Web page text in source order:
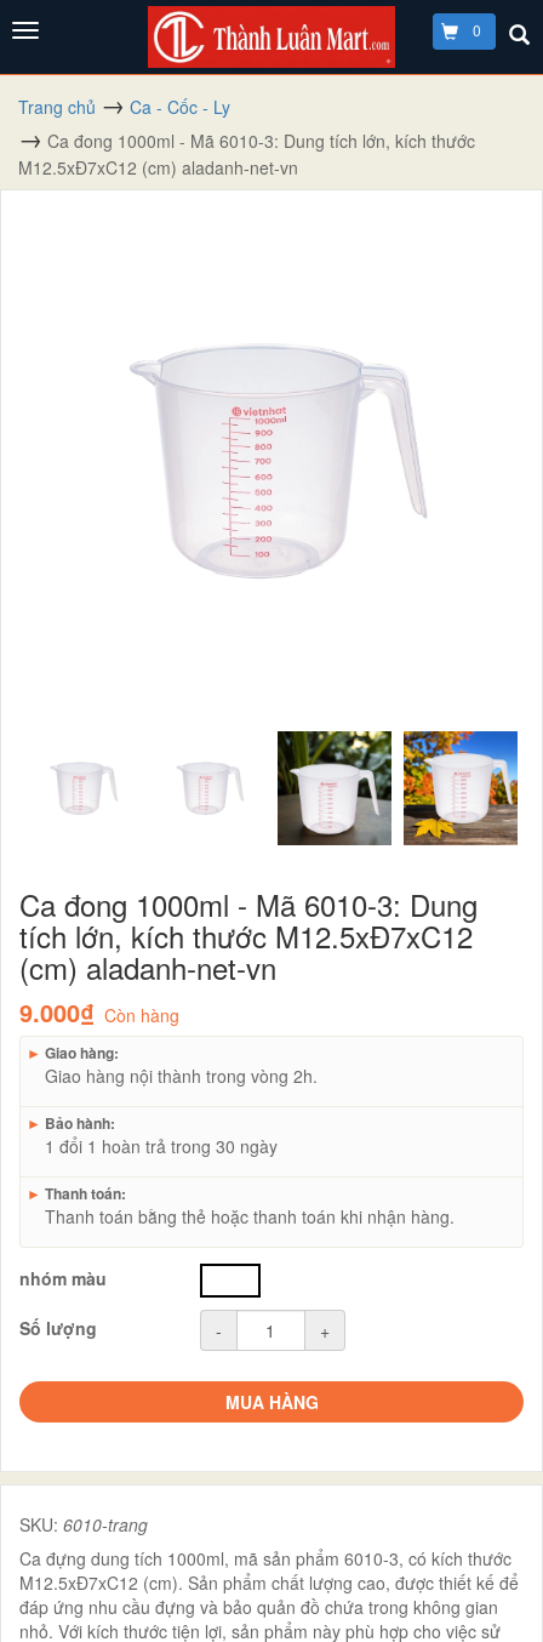
0
Trang chủ
Ca - Cốc - Ly
Ca đong 1000ml - Mã 6010-3: Dung tích lớn, kích thước
M12.5xĐ7xC12 (cm) aladanh-net-vn
Ca đong 1000ml - Mã 6010-3: Dung
tích lớn, kích thước M12.5xĐ7xC12
(cm) aladanh-net-vn
9.000₫ Còn hàng
► Giao hàng:
Giao hàng nội thành trong vòng 2h.
► Bảo hành:
1 đổi 1 hoàn trả trong 30 ngày
► Thanh toán:
Thanh toán bằng thẻ hoặc thanh toán khi nhận hàng.
nhóm màu
Số lượng
- +
MUA HÀNG
SKU: 6010-trang
Ca đựng dung tích 1000ml, mã sản phẩm 6010-3, có kích thước
M12.5xĐ7xC12 (cm). Sản phẩm chất lượng cao, được thiết kế để
đáp ứng nhu cầu đựng và bảo quản đồ chứa trong không gian
nhỏ. Với kích thước tiện lợi, sản phẩm này phù hợp cho việc sử